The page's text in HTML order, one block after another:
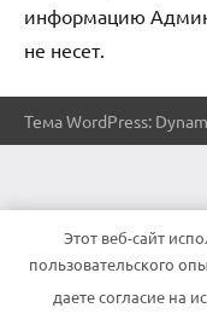
информацию
не несет.
Тема WordPress:
Этот веб-сайт
пользовательского
даете согласие на